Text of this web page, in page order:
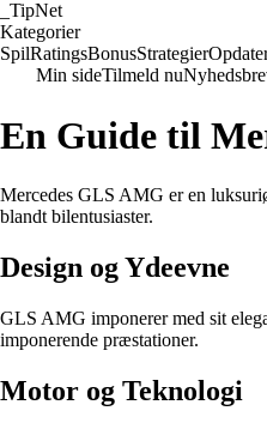
TipNet
Kategorier
SpilRatingsBonusStrategier
Min sideTilmeld nu
En Guide til
Mercedes GLS AMG er en
blandt bilentusiaster.
Design og Ydeevne
GLS AMG imponerer med sit
imponerende præstationer.
Motor og Teknologi